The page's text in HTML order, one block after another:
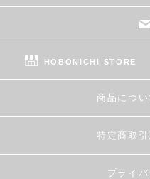
HOBONICHI STORE
商品につ
特定商取
プライ